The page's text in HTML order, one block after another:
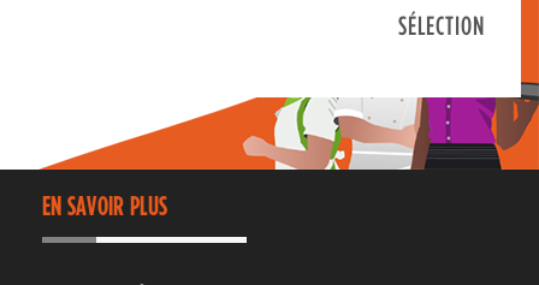
SÉLECTION
EN SAVOIR PLUS